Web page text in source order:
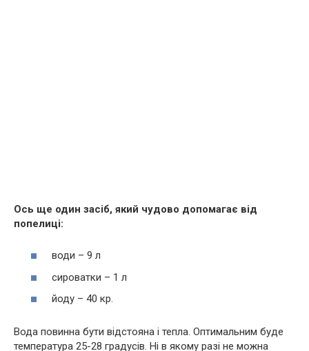
Ось ще один засіб, який чудово допомагає від
попелиці:
води – 9 л
сироватки – 1 л
йоду – 40 кр.
Вода повинна бути відстояна і тепла. Оптимальним буде
температура 25-28 градусів. Ні в якому разі не можна